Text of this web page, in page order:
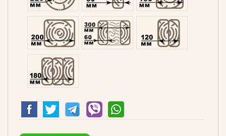
Профилированний 200Двойной 300 Клееный 120
Клееный 180